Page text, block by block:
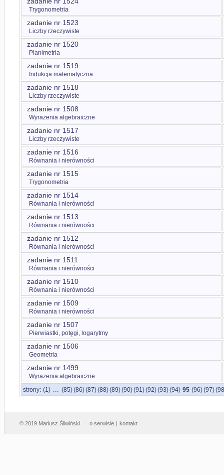
Trygonometria
zadanie nr 1523
Liczby rzeczywiste
zadanie nr 1520
Planimetria
zadanie nr 1519
Indukcja matematyczna
zadanie nr 1518
Liczby rzeczywiste
zadanie nr 1508
Wyrażenia algebraiczne
zadanie nr 1517
Liczby rzeczywiste
zadanie nr 1516
Równania i nierówności
zadanie nr 1515
Trygonometria
zadanie nr 1514
Równania i nierówności
zadanie nr 1513
Równania i nierówności
zadanie nr 1512
Równania i nierówności
zadanie nr 1511
Równania i nierówności
zadanie nr 1510
Równania i nierówności
zadanie nr 1509
Równania i nierówności
zadanie nr 1507
Pierwiastki, potęgi, logarytmy
zadanie nr 1506
Geometria
zadanie nr 1499
Wyrażenia algebraiczne
strony: (1) ... (85)(86)(87)(88)(89)(90)(91)(92)(93)(94) 95 (96)(97)
© 2019 Mariusz Śliwiński o serwisie | kontakt